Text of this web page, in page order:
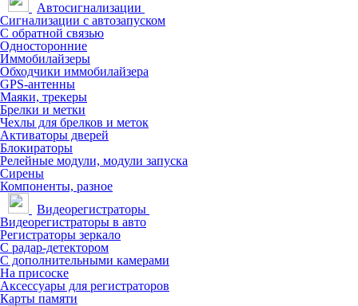
Автосигнализации
Сигнализации с автозапуском
С обратной связью
Односторонние
Иммобилайзеры
Обходчики иммобилайзера
GPS-антенны
Маяки, трекеры
Брелки и метки
Чехлы для брелков и меток
Активаторы дверей
Блокираторы
Релейные модули, модули запуска
Сирены
Компоненты, разное
Видеорегистраторы
Видеорегистраторы в авто
Регистраторы зеркало
С радар-детектором
С дополнительными камерами
На присоске
Аксессуары для регистраторов
Карты памяти